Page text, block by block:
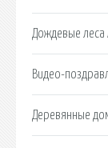
Дождевые леса
Видео-
Деревянные